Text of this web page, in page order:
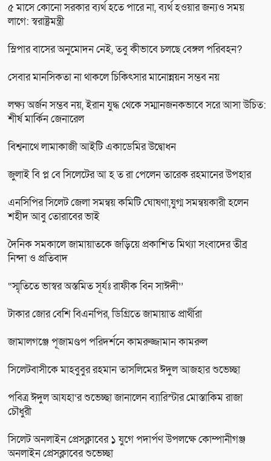
৫ মাসে কোনো সরকার ব্যর্থ হতে পারে না, ব্যর্থ হওয়ার জন্যও সময়
লাগে: স্বরাষ্ট্রমন্ত্রী
স্লিপার বাসের অনুমোদন নেই, তবু কীভাবে চলছে বেঙ্গল পরিবহন?
সেবার মানসিকতা না থাকলে চিকিৎসার মানোন্নয়ন সম্ভব নয়
লক্ষ্য অর্জন সম্ভব নয়, ইরান যুদ্ধ থেকে সম্মানজনকভাবে সরে আসা উচিত:
শীর্ষ মার্কিন জেনারেল
বিশ্বনাথে লামাকাজী আইটি একাডেমির উদ্বোধন
জুলাই বি প্ল বে সিলেটের আ হ ত রা পেলেন তারেক রহমানের উপহার
এনসিপির সিলেট জেলা সমন্বয় কমিটি ঘোষণা,যুগ্ম সমন্বয়কারী হলেন
শহীদ আবু তোরাবের ভাই
দৈনিক সমকালে জামায়াতকে জড়িয়ে প্রকাশিত মিথ্যা সংবাদের তীব্র
নিন্দা ও প্রতিবাদ
“স্মৃতিতে ভাস্বর অস্তমিত সূর্যঃ রাফীক বিন সাঈদী’’
টাকার জোর বেশি বিএনপির, ডিগ্রিতে জামায়াত প্রার্থীরা
জামালগঞ্জে পূজামণ্ডপ পরিদর্শনে কামরুজ্জামান কামরুল
সিলেটবাসীকে মাহবুবুর রহমান তাসলিমের ঈদুল আজহার শুভেচ্ছা
পবিত্র ঈদুল আযহা‘র শুভেচ্ছা জানালেন ব্যারিস্টার মোস্তাকিম রাজা
চৌধুরী
সিলেট অনলাইন প্রেসক্লাবের ১ যুগে পদার্পণ উপলক্ষে কোম্পানীগঞ্জ
অনলাইন প্রেসক্লাবের শুভেচ্ছা